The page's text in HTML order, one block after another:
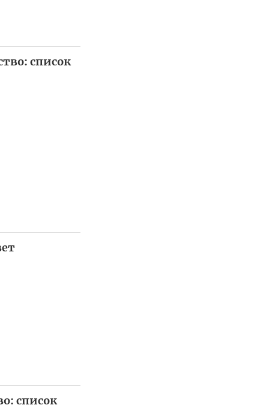
список
список